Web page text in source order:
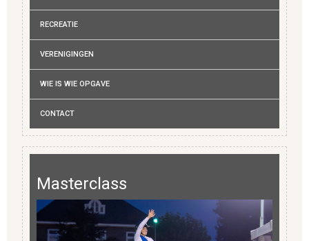
RECREATIE
VERENIGINGEN
WIE IS WIE OPGAVE
CONTACT
Masterclass